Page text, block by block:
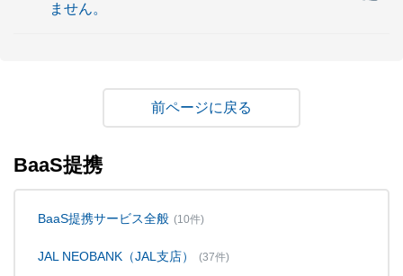
ません。
戻る
BaaS提携
BaaS提携サービス全般 (10件)
JAL NEOBANK（JAL支店） (37件)